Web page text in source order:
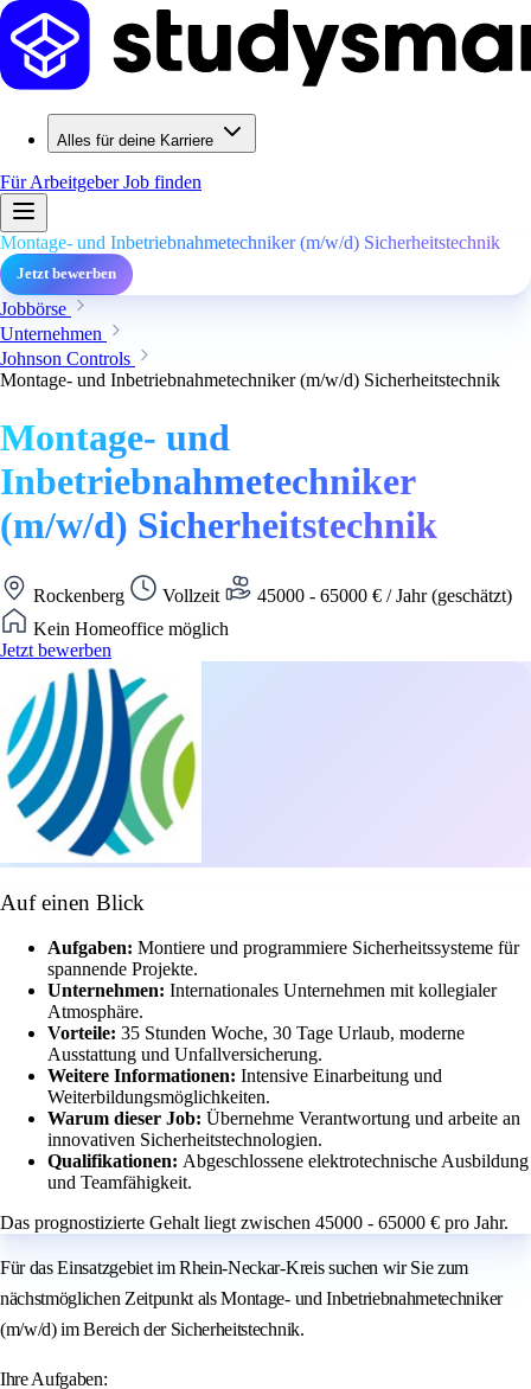
Alles für deine Karriere
Für ArbeitgeberJob finden
Montage- und Inbetriebnahmetechniker (m/w/d) Sicherheitstechnik
Jetzt bewerben
Jobbörse
Unternehmen
Johnson Controls
Montage- und Inbetriebnahmetechniker (m/w/d) Sicherheitstechnik
Montage- und
Inbetriebnahmetechniker
(m/w/d) Sicherheitstechnik
Rockenberg Vollzeit
45000 - 65000 € / Jahr (geschätzt)
Kein Homeoffice möglich
Jetzt bewerben
Auf einen Blick
Aufgaben: Montiere und programmiere Sicherheitssysteme für
spannende Projekte.
Unternehmen: Internationales Unternehmen mit kollegialer
Atmosphäre.
Vorteile: 35 Stunden Woche, 30 Tage Urlaub, moderne
Ausstattung und Unfallversicherung.
Weitere Informationen: Intensive Einarbeitung und
Weiterbildungsmöglichkeiten.
Warum dieser Job: Übernehme Verantwortung und arbeite an
innovativen Sicherheitstechnologien.
Qualifikationen: Abgeschlossene elektrotechnische Ausbildung
und Teamfähigkeit.
Das prognostizierte Gehalt liegt zwischen 45000 - 65000 € pro Jahr.
Für das Einsatzgebiet im Rhein-Neckar-Kreis suchen wir Sie zum
nächstmöglichen Zeitpunkt als Montage- und Inbetriebnahmetechniker
(m/w/d) im Bereich der Sicherheitstechnik.
Ihre Aufgaben: